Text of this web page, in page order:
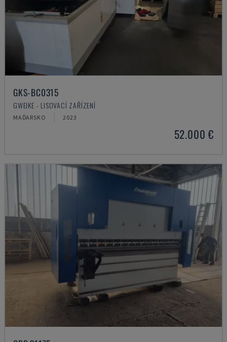
GKS-BC0315
GWEIKE - LISOVACÍ ZAŘÍZENÍ
MAĎARSKO 2023
52.000 €